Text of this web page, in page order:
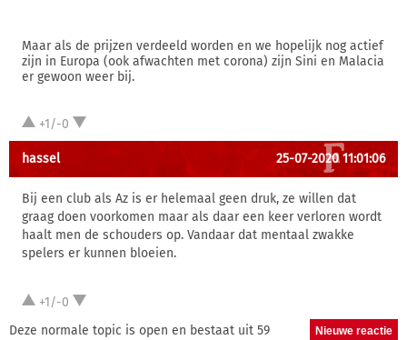
Maar als de prijzen verdeeld worden en we hopelijk nog actief
zijn in Europa (ook afwachten met corona) zijn Sini en Malacia
er gewoon weer bij.
+1/-0
hassel 25-07-2020 11:01:06
Bij een club als Az is er helemaal geen druk, ze willen dat
graag doen voorkomen maar als daar een keer verloren wordt
haalt men de schouders op. Vandaar dat mentaal zwakke
spelers er kunnen bloeien.
+1/-0
Deze normale topic is open en bestaat uit 59